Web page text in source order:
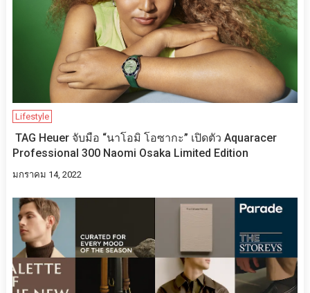
Lifestyle
TAG Heuer จับมือ “นาโอมิ โอซากะ” เปิดตัว Aquaracer
Professional 300 Naomi Osaka Limited Edition
มกราคม 14, 2022